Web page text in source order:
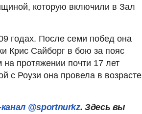
которую включили в Зал
годах. После семи побед она
Крис Сайборг в бою за пояс
протяжении почти 17 лет
с Роузи она провела в возрасте
@sportnurkz. Здесь вы